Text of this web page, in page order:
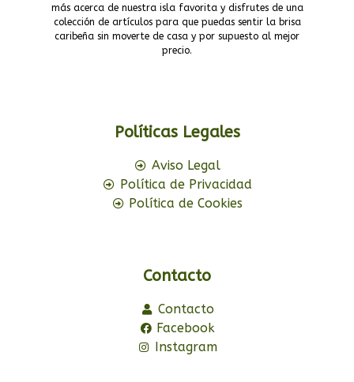
más acerca de nuestra isla favorita y disfrutes de una
colección de artículos para que puedas sentir la brisa
caribeña sin moverte de casa y por supuesto al mejor
precio.
Políticas Legales
Aviso Legal
Política de Privacidad
Política de Cookies
Contacto
Contacto
Facebook
Instagram